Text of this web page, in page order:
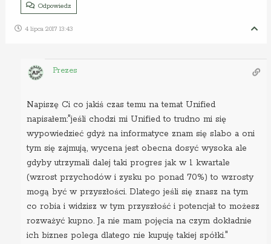
Odpowiedz
4 lipca 2017 13:43
Prezes
Napiszę Ci co jakiś czas temu na temat Unified
napisałem:"jeśli chodzi mi Unified to trudno mi się
wypowiedzieć gdyż na informatyce znam się slabo a oni
tym się zajmują, wycena jest obecna dosyć wysoka ale
gdyby utrzymali dalej taki progres jak w 1 kwartale
(wzrost przychodów i zysku po ponad 70%) to wzrosty
mogą być w przyszłości. Dlatego jeśli się znasz na tym
co robia i widzisz w tym przyszłość i potencjał to możesz
rozważyć kupno. Ja nie mam pojęcia na czym dokładnie
ich biznes polega dlatego nie kupuję takiej spółki."